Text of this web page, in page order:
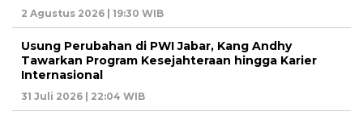
2 Agustus 2026 | 19:30 WIB
Usung Perubahan di PWI Jabar, Kang Andhy
Tawarkan Program Kesejahteraan hingga Karier
Internasional
31 Juli 2026 | 22:04 WIB